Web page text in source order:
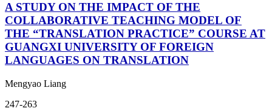
A STUDY ON THE IMPACT OF THE
COLLABORATIVE TEACHING MODEL OF
THE “TRANSLATION PRACTICE” COURSE AT
GUANGXI UNIVERSITY OF FOREIGN
LANGUAGES ON TRANSLATION
Mengyao Liang
247-263